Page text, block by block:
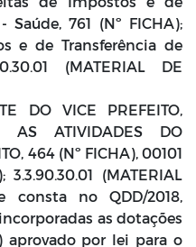
761 (Nº FICHA);
e de Transferência de
(MATERIAL DE
DO VICE PREFEITO,
AS ATIVIDADES DO
464 (Nº FICHA), 00101
3.3.90.30.01 (MATERIAL
consta no QDD/2018,
as dotações
aprovado por lei para o